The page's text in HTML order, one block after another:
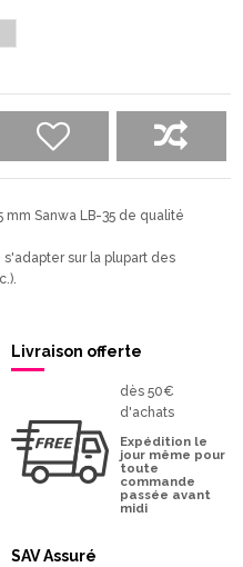
Sanwa LB-35 de qualité
sur la plupart des
Livraison offerte
dès 50€
d'achats
Expédition le
jour même pour
toute
commande
passée avant
midi
SAV Assuré